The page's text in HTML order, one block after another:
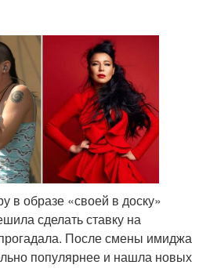
в образе «своей в доску»
сделать ставку на
После смены имиджа
популярнее и нашла новых